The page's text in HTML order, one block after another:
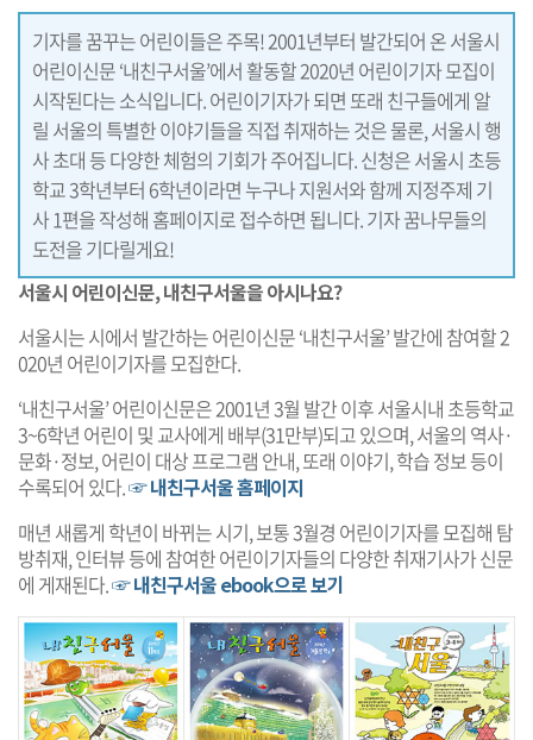
기자를 꿈꾸는 어린이들은 주목! 2001년부터 발간되어 온 서울시
어린이신문 ‘내친구서울’에서 활동할 2020년 어린이기자 모집이
시작된다는 소식입니다. 어린이기자가 되면 또래 친구들에게 알
릴 서울의 특별한 이야기들을 직접 취재하는 것은 물론, 서울시 행
사 초대 등 다양한 체험의 기회가 주어집니다. 신청은 서울시 초등
학교 3학년부터 6학년이라면 누구나 지원서와 함께 지정주제 기
사 1편을 작성해 홈페이지로 접수하면 됩니다. 기자 꿈나무들의
도전을 기다릴게요!
서울시 어린이신문, 내친구서울을 아시나요?
서울시는 시에서 발간하는 어린이신문 ‘내친구서울’ 발간에 참여할 2
020년 어린이기자를 모집한다.
‘내친구서울’ 어린이신문은 2001년 3월 발간 이후 서울시내 초등학교
3~6학년 어린이 및 교사에게 배부(31만부)되고 있으며, 서울의 역사·
문화·정보, 어린이 대상 프로그램 안내, 또래 이야기, 학습 정보 등이
수록되어 있다.☞ 내친구서울 홈페이지
매년 새롭게 학년이 바뀌는 시기, 보통 3월경 어린이기자를 모집해 탐
방취재, 인터뷰 등에 참여한 어린이기자들의 다양한 취재기사가 신문
에 게재된다.☞ 내친구서울 ebook으로 보기